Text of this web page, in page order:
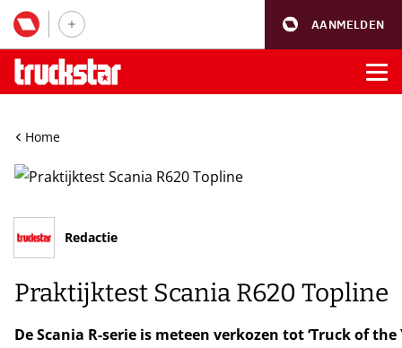
AANMELDEN
Home
Redactie
Praktijktest Scania R620 Topline
De Scania R-serie is meteen verkozen tot ‘Truck of the